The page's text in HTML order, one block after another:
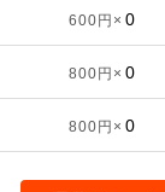
600円×
800円×
800円×